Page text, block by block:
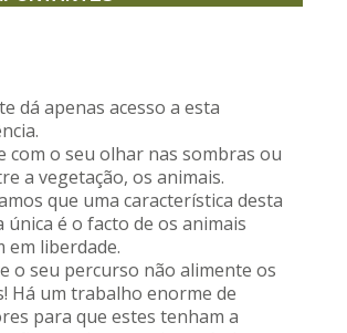
dá apenas acesso a esta
com o seu olhar nas sombras ou
a vegetação, os animais.
que uma característica desta
única é o facto de os animais
em liberdade.
o seu percurso não alimente os
Há um trabalho enorme de
para que estes tenham a